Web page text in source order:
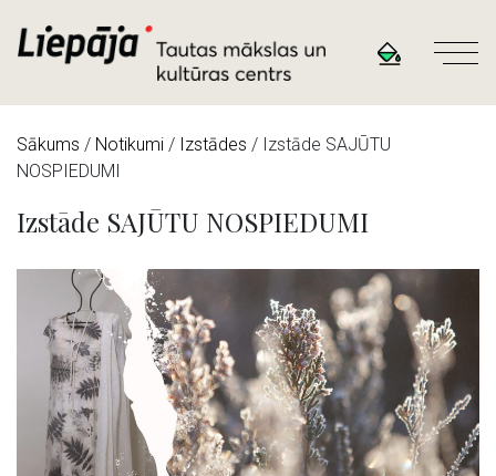
Sākums / Notikumi / Izstādes / Izstāde SAJŪTU
NOSPIEDUMI
Izstāde SAJŪTU NOSPIEDUMI